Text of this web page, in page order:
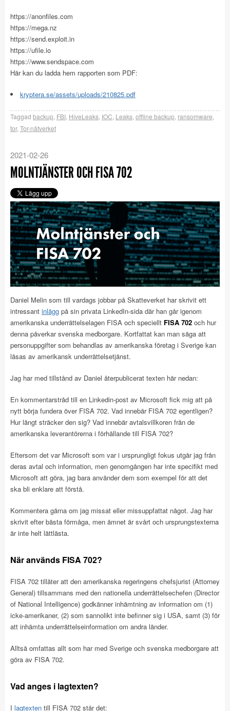
https://anonfiles.com
https://mega.nz
https://send.exploit.in
https://ufile.io
https://www.sendspace.com
Här kan du ladda hem rapporten som PDF:
kryptera.se/assets/uploads/210825.pdf
Taggad backup FBI HiveLeaks IOC Leaks offline backup ransomware
tor, Tor-nätverket
2021-02-26
MOLNTJÄNSTER OCH FISA 702
Daniel Melin som till vardags jobbar på Skatteverket har skrivit ett
intressant inlägg på sin privata LinkedIn-sida där han går igenom
amerikanska underrättelselagen FISA och speciellt FISA 702 och hur
denna påverkar svenska medborgare. Kortfattat kan man säga att
personuppgifter som behandlas av amerikanska företag i Sverige kan
läsas av amerikansk underrättelsetjänst.
Jag har med tillstånd av Daniel återpublicerat texten här nedan:
En kommentarstråd till en Linkedin-post av Microsoft fick mig att på
nytt börja fundera över FISA 702. Vad innebär FISA 702 egentligen?
Hur långt sträcker den sig? Vad innebär avtalsvillkoren från de
amerikanska leverantörerna i förhållande till FISA 702?
Eftersom det var Microsoft som var i ursprungligt fokus utgår jag från
deras avtal och information, men genomgången har inte specifikt med
Microsoft att göra, jag bara använder dem som exempel för att det
ska bli enklare att förstå.
Kommentera gärna om jag missat eller missuppfattat något. Jag har
skrivit efter bästa förmåga, men ämnet är svårt och ursprungstexterna
är inte helt lättlästa.
När används FISA 702?
FISA 702 tillåter att den amerikanska regeringens chefsjurist (Attorney
General) tillsammans med den nationella underrättelsechefen (Director
of National Intelligence) godkänner inhämtning av information om (1)
icke-amerikaner, (2) som sannolikt inte befinner sig i USA, samt (3) för
att inhämta underrättelseinformation om andra länder.
Alltså omfattas allt som har med Sverige och svenska medborgare att
göra av FISA 702.
Vad anges i lagtexten?
I lagtexten till FISA 702 står det: